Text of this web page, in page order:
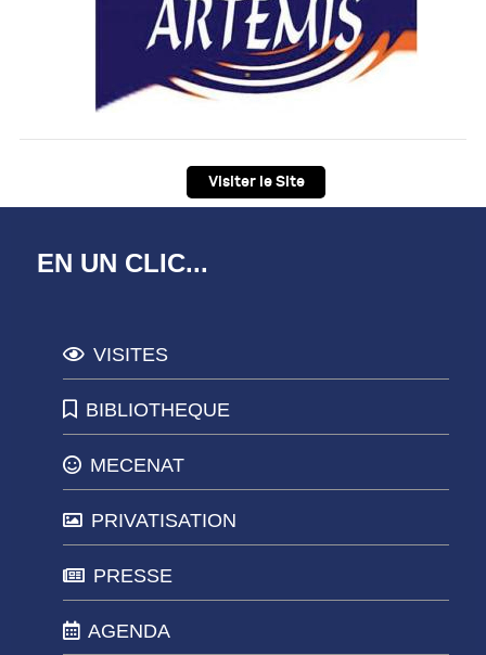
Visiter le Site
EN UN CLIC...
VISITES
BIBLIOTHEQUE
MECENAT
PRIVATISATION
PRESSE
AGENDA